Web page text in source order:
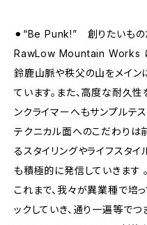
⚫︎“Be Punk!” 創りたいもの
RawLow Mountain Works は
鈴鹿山脈や秩父の山をメイン
ています。また、高度な耐久
ンクライマーへもサンプルテス
テクニカル面へのこだわりは
るスタイリングやライフスタ
も積極的に発信していきます 。
これまで、我々が異業種で培
ックしていき、通り一遍等で